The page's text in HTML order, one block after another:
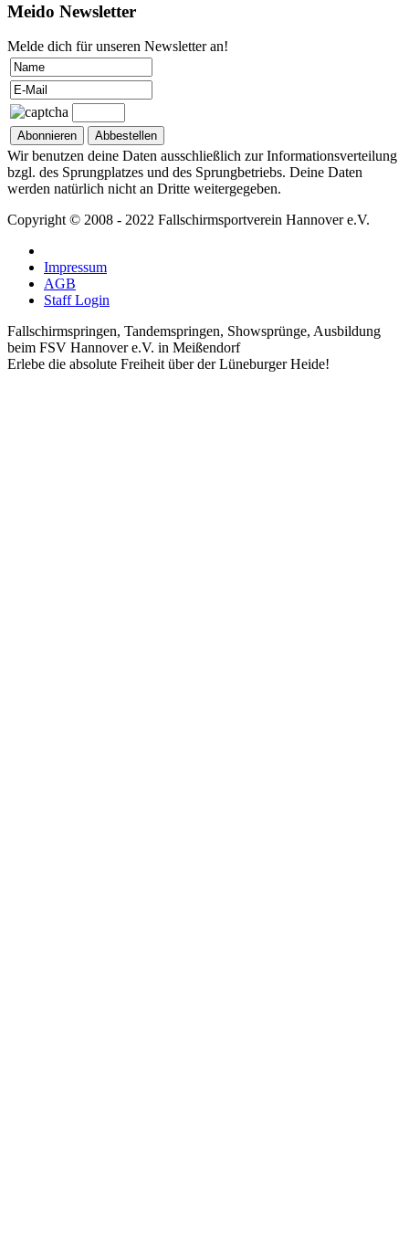
Meido Newsletter
Melde dich für unseren Newsletter an!
Wir benutzen deine Daten ausschließlich zur Informationsverteilung
bzgl. des Sprungplatzes und des Sprungbetriebs. Deine Daten
werden natürlich nicht an Dritte weitergegeben.
Copyright © 2008 - 2022 Fallschirmsportverein Hannover e.V.
Impressum
AGB
Staff Login
Fallschirmspringen, Tandemspringen, Showsprünge, Ausbildung
beim FSV Hannover e.V. in Meißendorf
Erlebe die absolute Freiheit über der Lüneburger Heide!